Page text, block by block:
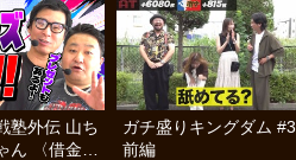
塾外伝 山ち
ん 〈借金返
ガチ盛りキングダム #3
前編